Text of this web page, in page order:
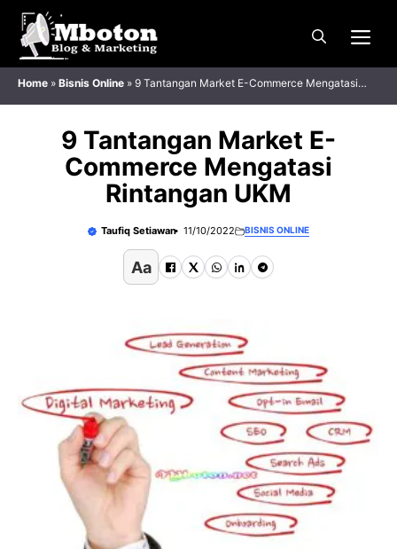
Langsung
Home » Bisnis Online » 9 Tantangan Market E-Commerce Mengatasi
Rintangan UKM
9 Tantangan Market E-
Commerce Mengatasi
Rintangan UKM
Taufiq Setiawan 11/10/2022 BISNIS ONLINE
Aa